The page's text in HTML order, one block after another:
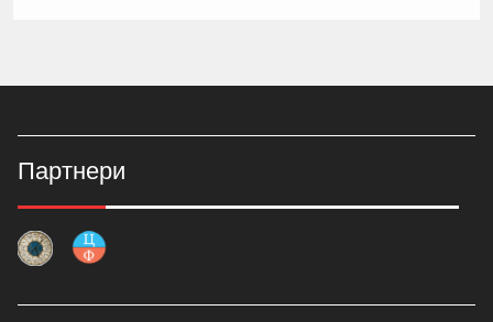
Партнери